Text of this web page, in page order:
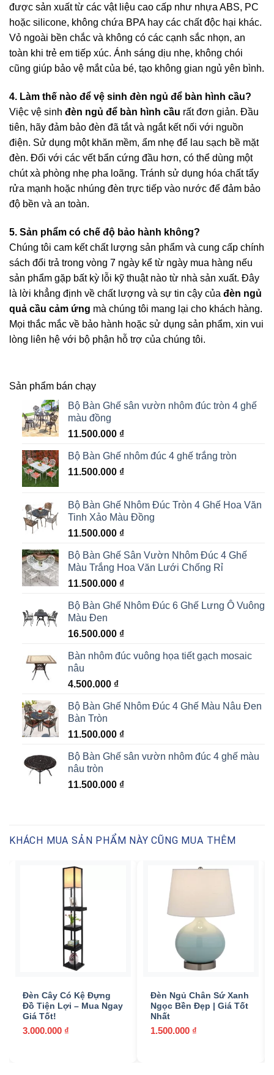
được sản xuất từ các vật liệu cao cấp như nhựa ABS, PC
hoặc silicone, không chứa BPA hay các chất độc hại khác.
Vỏ ngoài bền chắc và không có các cạnh sắc nhọn, an
toàn khi trẻ em tiếp xúc. Ánh sáng dịu nhẹ, không chói
cũng giúp bảo vệ mắt của bé, tạo không gian ngủ yên bình.
4. Làm thế nào để vệ sinh đèn ngủ để bàn hình cầu?
Việc vệ sinh đèn ngủ để bàn hình cầu rất đơn giản. Đầu
tiên, hãy đảm bảo đèn đã tắt và ngắt kết nối với nguồn
điện. Sử dụng một khăn mềm, ẩm nhẹ để lau sạch bề mặt
đèn. Đối với các vết bẩn cứng đầu hơn, có thể dùng một
chút xà phòng nhẹ pha loãng. Tránh sử dụng hóa chất tẩy
rửa mạnh hoặc nhúng đèn trực tiếp vào nước để đảm bảo
độ bền và an toàn.
5. Sản phẩm có chế độ bảo hành không?
Chúng tôi cam kết chất lượng sản phẩm và cung cấp chính
sách đổi trả trong vòng 7 ngày kể từ ngày mua hàng nếu
sản phẩm gặp bất kỳ lỗi kỹ thuật nào từ nhà sản xuất. Đây
là lời khẳng định về chất lượng và sự tin cậy của đèn ngủ
quả cầu cảm ứng mà chúng tôi mang lại cho khách hàng.
Mọi thắc mắc về bảo hành hoặc sử dụng sản phẩm, xin vui
lòng liên hệ với bộ phận hỗ trợ của chúng tôi.
Sản phẩm bán chạy
Bộ Bàn Ghế sân vườn nhôm đúc tròn 4 ghế
màu đồng
11.500.000 ₫
Bộ Bàn Ghế nhôm đúc 4 ghế trắng tròn
11.500.000 ₫
Bộ Bàn Ghế Nhôm Đúc Tròn 4 Ghế Hoa Văn
Tinh Xảo Màu Đồng
11.500.000 ₫
Bộ Bàn Ghế Sân Vườn Nhôm Đúc 4 Ghế
Màu Trắng Hoa Văn Lưới Chống Rỉ
11.500.000 ₫
Bộ Bàn Ghế Nhôm Đúc 6 Ghế Lưng Ô Vuông
Màu Đen
16.500.000 ₫
Bàn nhôm đúc vuông họa tiết gạch mosaic
nâu
4.500.000 ₫
Bộ Bàn Ghế Nhôm Đúc 4 Ghế Màu Nâu Đen
Bàn Tròn
11.500.000 ₫
Bộ Bàn Ghế sân vườn nhôm đúc 4 ghế màu
nâu tròn
11.500.000 ₫
KHÁCH MUA SẢN PHẨM NÀY CŨNG MUA THÊM
Đèn Cây Có Kệ Đựng
Đồ Tiện Lợi – Mua Ngay
Giá Tốt!
3.000.000 ₫
Đèn Ngủ Chân Sứ Xanh
Ngọc Bền Đẹp | Giá Tốt
Nhất
1.500.000 ₫